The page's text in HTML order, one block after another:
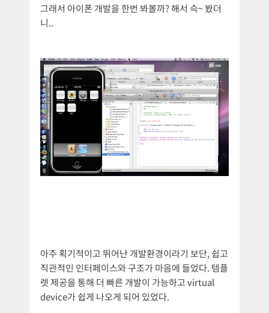
그래서 아이폰 개발을 한번 봐볼까? 해서 슥~ 봤더
니..
아주 획기적이고 뛰어난 개발환경이라기 보단, 쉽고
직관적인 인터페이스와 구조가 마음에 들었다. 템플
렛 제공을 통해 더 빠른 개발이 가능하고 virtual
device가 쉽게 나오게 되어 있었다.